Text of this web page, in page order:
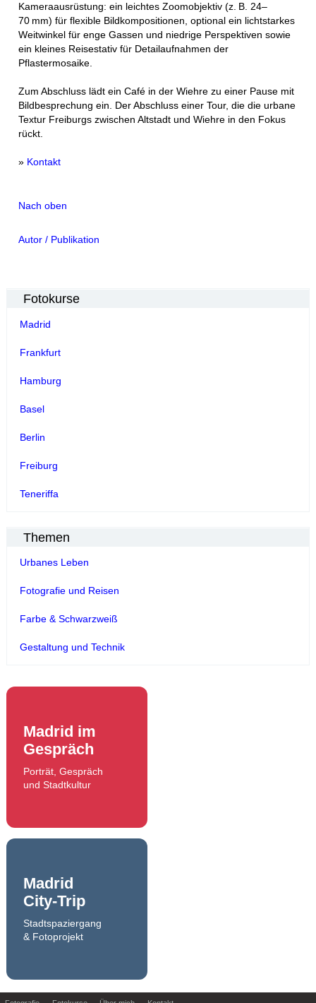
Kameraausrüstung: ein leichtes Zoomobjektiv (z. B. 24–
70 mm) für flexible Bildkompositionen, optional ein lichtstarkes
Weitwinkel für enge Gassen und niedrige Perspektiven sowie
ein kleines Reisestativ für Detailaufnahmen der
Pflastermosaike.
Zum Abschluss lädt ein Café in der Wiehre zu einer Pause mit
Bildbesprechung ein. Der Abschluss einer Tour, die die urbane
Textur Freiburgs zwischen Altstadt und Wiehre in den Fokus
rückt.
» Kontakt
Nach oben
Autor / Publikation
Fotokurse
Madrid
Frankfurt
Hamburg
Basel
Berlin
Freiburg
Teneriffa
Themen
Urbanes Leben
Fotografie und Reisen
Farbe & Schwarzweiß
Gestaltung und Technik
Madrid im
Gespräch
Porträt, Gespräch
und Stadtkultur
Madrid
City-Trip
Stadtspaziergang
& Fotoprojekt